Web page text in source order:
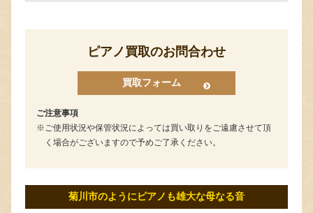
ピアノ買取のお問合わせ
買取フォーム
ご注意事項
ご使用状況や保管状況によっては買い取りをご遠慮させて頂
く場合がございますので予めご了承ください。
菊川市のようにピアノも雄大な母なる音